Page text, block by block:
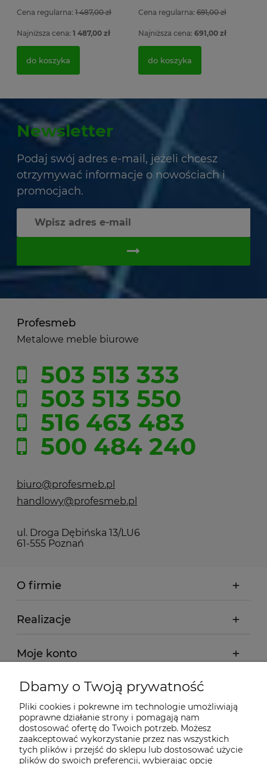
Cena regularna: 1 487,00 zł
Najniższa cena: 1 487,00 zł
do koszyka
Cena regularna:691,00 zł
Najniższa cena: 691,00 zł
do koszyka
Newsletter
Podaj swój adres e-mail, jeżeli chcesz
otrzymywać informacje o nowościach i
promocjach.
Profesmeb
Metalowe meble biurowe
503 513 333
503 513 550
516 463 483
500 484 240
biuro@profesmeb.pl
handlowy@profesmeb.pl
ul. Droga Dębińska 13/LU6
61-555 Poznań
O firmie
Realizacje
Moje konto
Regulamin
Dostawa - realizacja
Gwarancja i zwroty
Dbamy o Twoją prywatność
Pliki cookies i pokrewne im technologie umożliwiają
poprawne działanie strony i pomagają nam
dostosować ofertę do Twoich potrzeb. Możesz
zaakceptować wykorzystanie przez nas wszystkich
tych plików i przejść do sklepu lub dostosować użycie
plików do swoich preferencji, wybierając opcję